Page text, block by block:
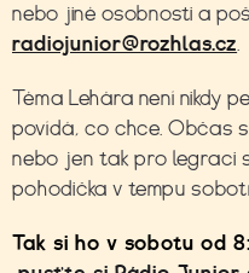
nebo jiné osobnosti a
radiojunior@rozhlas.cz.
Téma Lehára není nikdy
povídá, co chce. Občas
nebo jen tak pro legraci
pohodička v tempu
Tak si ho v sobotu od